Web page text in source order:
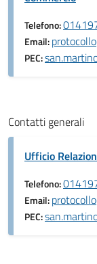
Telefono:
Email:
PEC:
Contatti generali
Ufficio
Telefono:
Email:
PEC: